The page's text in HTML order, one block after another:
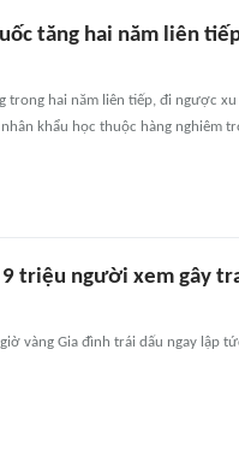
tăng hai năm liên
trong hai năm liên tiếp, đi ngược
khẩu học thuộc hàng nghiêm
triệu người xem gây
vàng Gia đình trái dấu ngay lập